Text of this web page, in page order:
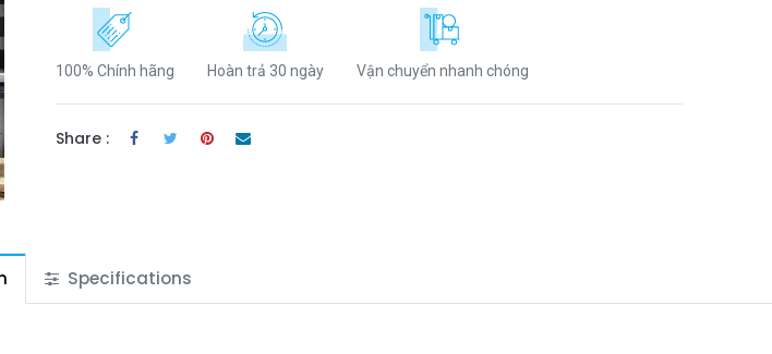
100% Chính hãng Hoàn trả 30 ngày Vận chuyển nhanh chóng
Share :
Specifications